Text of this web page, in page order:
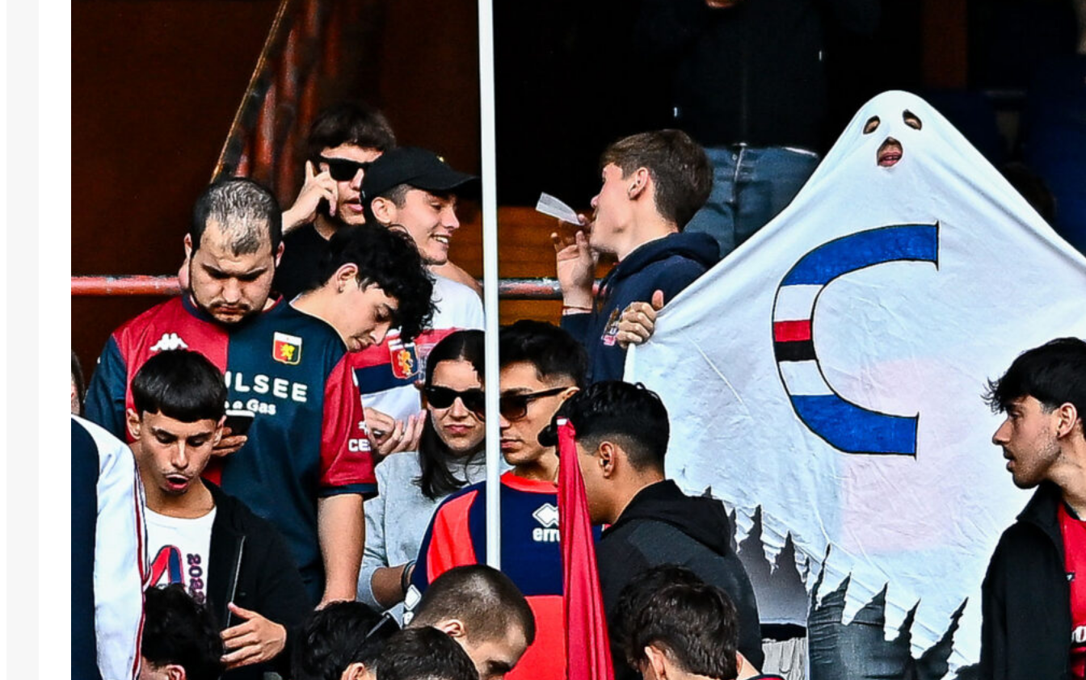
Fiorentina: il Genoa osserva, ritorno
Genoa, tre assenti per il Trofeo
Spagnolo: De Rossi senza Havel,
Meichtry e Traorè
8 Agosto 2026